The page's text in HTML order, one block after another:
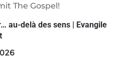
The Gospel!
au-delà des sens | Evangile